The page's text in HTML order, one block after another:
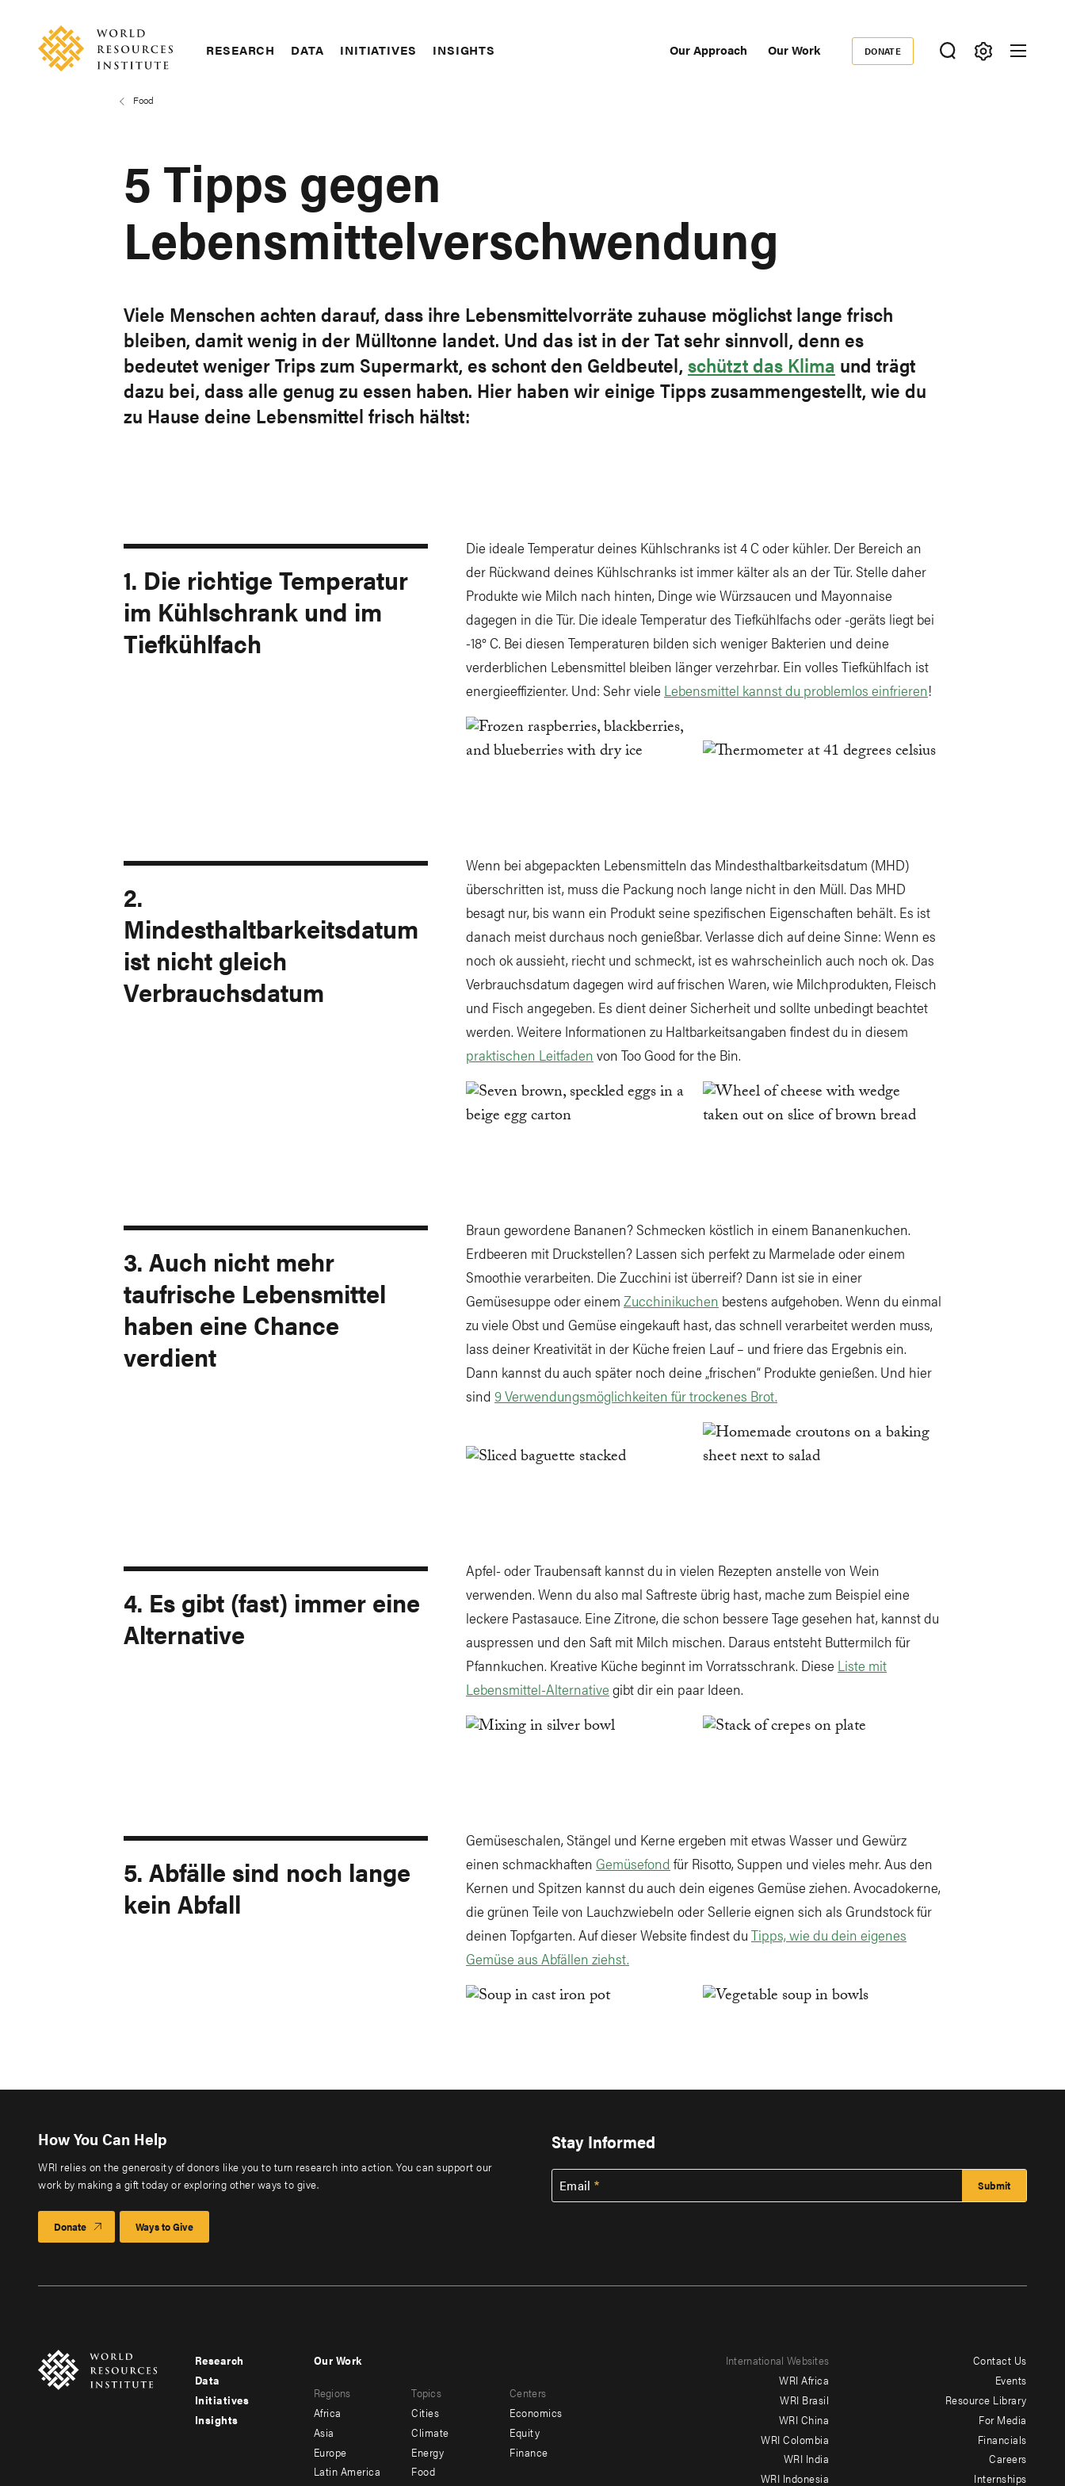
content
RESEARCH DATA INITIATIVES INSIGHTS Our Approach Our Work
Donate
DONATE
Food
5 Tipps gegen
Lebensmittelverschwendung
Viele Menschen achten darauf, dass ihre Lebensmittelvorräte zuhause möglichst lange frisch
bleiben, damit wenig in der Mülltonne landet. Und das ist in der Tat sehr sinnvoll, denn es
bedeutet weniger Trips zum Supermarkt, es schont den Geldbeutel, schützt das Klima und trägt
dazu bei, dass alle genug zu essen haben. Hier haben wir einige Tipps zusammengestellt, wie du
zu Hause deine Lebensmittel frisch hältst:
1. Die richtige Temperatur
im Kühlschrank und im
Tiefkühlfach
Die ideale Temperatur deines Kühlschranks ist 4 C oder kühler. Der Bereich an
der Rückwand deines Kühlschranks ist immer kälter als an der Tür. Stelle daher
Produkte wie Milch nach hinten, Dinge wie Würzsaucen und Mayonnaise
dagegen in die Tür. Die ideale Temperatur des Tiefkühlfachs oder -geräts liegt bei
-18° C. Bei diesen Temperaturen bilden sich weniger Bakterien und deine
verderblichen Lebensmittel bleiben länger verzehrbar. Ein volles Tiefkühlfach ist
energieeffizienter. Und: Sehr viele Lebensmittel kannst du problemlos einfrieren!
2.
Mindesthaltbarkeitsdatum
ist nicht gleich
Verbrauchsdatum
Wenn bei abgepackten Lebensmitteln das Mindesthaltbarkeitsdatum (MHD)
überschritten ist, muss die Packung noch lange nicht in den Müll. Das MHD
besagt nur, bis wann ein Produkt seine spezifischen Eigenschaften behält. Es ist
danach meist durchaus noch genießbar. Verlasse dich auf deine Sinne: Wenn es
noch ok aussieht, riecht und schmeckt, ist es wahrscheinlich auch noch ok. Das
Verbrauchsdatum dagegen wird auf frischen Waren, wie Milchprodukten, Fleisch
und Fisch angegeben. Es dient deiner Sicherheit und sollte unbedingt beachtet
werden. Weitere Informationen zu Haltbarkeitsangaben findest du in diesem
praktischen Leitfaden von Too Good for the Bin.
3. Auch nicht mehr
taufrische Lebensmittel
haben eine Chance
verdient
Braun gewordene Bananen? Schmecken köstlich in einem Bananenkuchen.
Erdbeeren mit Druckstellen? Lassen sich perfekt zu Marmelade oder einem
Smoothie verarbeiten. Die Zucchini ist überreif? Dann ist sie in einer
Gemüsesuppe oder einem Zucchinikuchen bestens aufgehoben. Wenn du einmal
zu viele Obst und Gemüse eingekauft hast, das schnell verarbeitet werden muss,
lass deiner Kreativität in der Küche freien Lauf – und friere das Ergebnis ein.
Dann kannst du auch später noch deine „frischen“ Produkte genießen. Und hier
sind 9 Verwendungsmöglichkeiten für trockenes Brot.
4. Es gibt (fast) immer eine
Alternative
Apfel- oder Traubensaft kannst du in vielen Rezepten anstelle von Wein
verwenden. Wenn du also mal Saftreste übrig hast, mache zum Beispiel eine
leckere Pastasauce. Eine Zitrone, die schon bessere Tage gesehen hat, kannst du
auspressen und den Saft mit Milch mischen. Daraus entsteht Buttermilch für
Pfannkuchen. Kreative Küche beginnt im Vorratsschrank. Diese Liste mit
Lebensmittel-Alternative gibt dir ein paar Ideen.
5. Abfälle sind noch lange
kein Abfall
Gemüseschalen, Stängel und Kerne ergeben mit etwas Wasser und Gewürz
einen schmackhaften Gemüsefond für Risotto, Suppen und vieles mehr. Aus den
Kernen und Spitzen kannst du auch dein eigenes Gemüse ziehen. Avocadokerne,
die grünen Teile von Lauchzwiebeln oder Sellerie eignen sich als Grundstock für
deinen Topfgarten. Auf dieser Website findest du Tipps, wie du dein eigenes
Gemüse aus Abfällen ziehst.
How You Can Help
WRI relies on the generosity of donors like you to turn research into action. You can support our
work by making a gift today or exploring other ways to give.
Donate Ways to Give
Stay Informed
Email
Footer
menu
-
Research
Data
Initiatives
Insights
menu
-
secondary
Our Work
Regions
Africa
Asia
Europe
Latin America
Topics
Cities
Climate
Energy
Food
Centers
Economics
Equity
Finance
International Websites
WRI Africa
WRI Brasil
WRI China
WRI Colombia
WRI India
WRI Indonesia
Contact Us
Events
Resource Library
For Media
Financials
Careers
Internships